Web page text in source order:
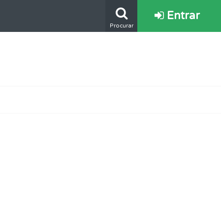
Procurar
Entrar